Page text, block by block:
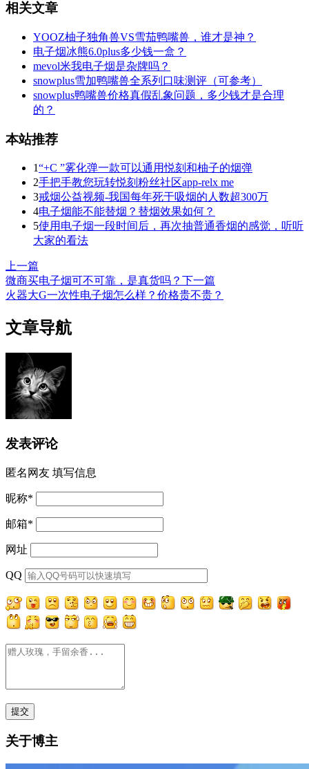
相关文章
YOOZ柚子独角兽VS雪茄鸭嘴兽，谁才是神？
电子烟冰熊6.0plus多少钱一盒？
mevol米我电子烟是杂牌吗？
snowplus雪加鸭嘴兽全系列口味测评（可参考）
snowplus鸭嘴兽价格真假乱象问题，多少钱才是合理
的？
本站推荐
1“+C ”雾化弹一款可以通用悦刻和柚子的烟弹
2手把手教您玩转悦刻粉丝社区app-relx me
3戒烟公益视频-我国每年死于吸烟的人数超300万
4电子烟能不能替烟？替烟效果如何？
5使用电子烟一段时间后，再次抽普通香烟的感觉，听听
大家的看法
上一篇
微商买电子烟可不可靠，是真货吗？ 下一篇
火器大G一次性电子烟怎么样？价格贵不贵？
文章导航
发表评论
匿名网友 填写信息
昵称*
邮箱*
网址
QQ
关于博主